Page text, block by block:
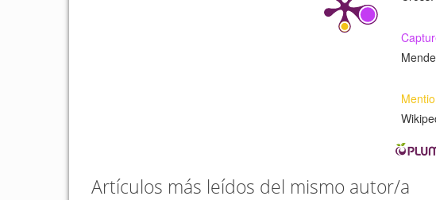
Artículos más leídos del mismo autor/a